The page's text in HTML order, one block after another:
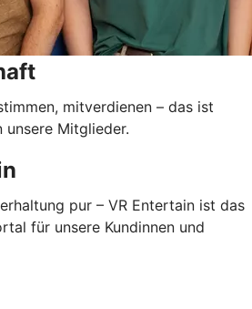
mitverdienen – das ist
unsere Mitglieder.
pur – VR Entertain ist das
für unsere Kundinnen und